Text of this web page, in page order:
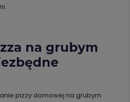
na grubym
pizzy domowej na grubym